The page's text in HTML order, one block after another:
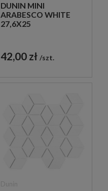
DUNIN MINI
ARABESCO WHITE
27,6X25
42,00 zł szt.